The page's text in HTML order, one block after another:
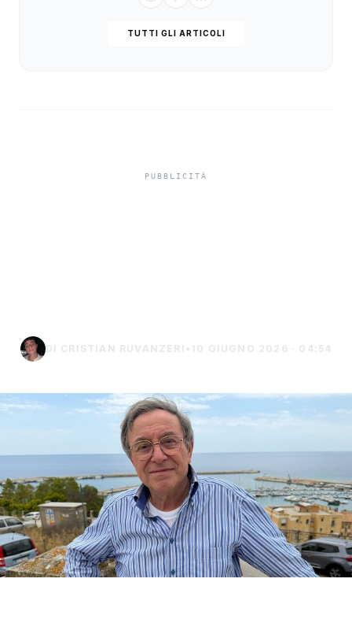
TUTTI GLI ARTICOLI
DI CRISTIAN RUVANZERI • 10 GIUGNO 2026 · 04:54